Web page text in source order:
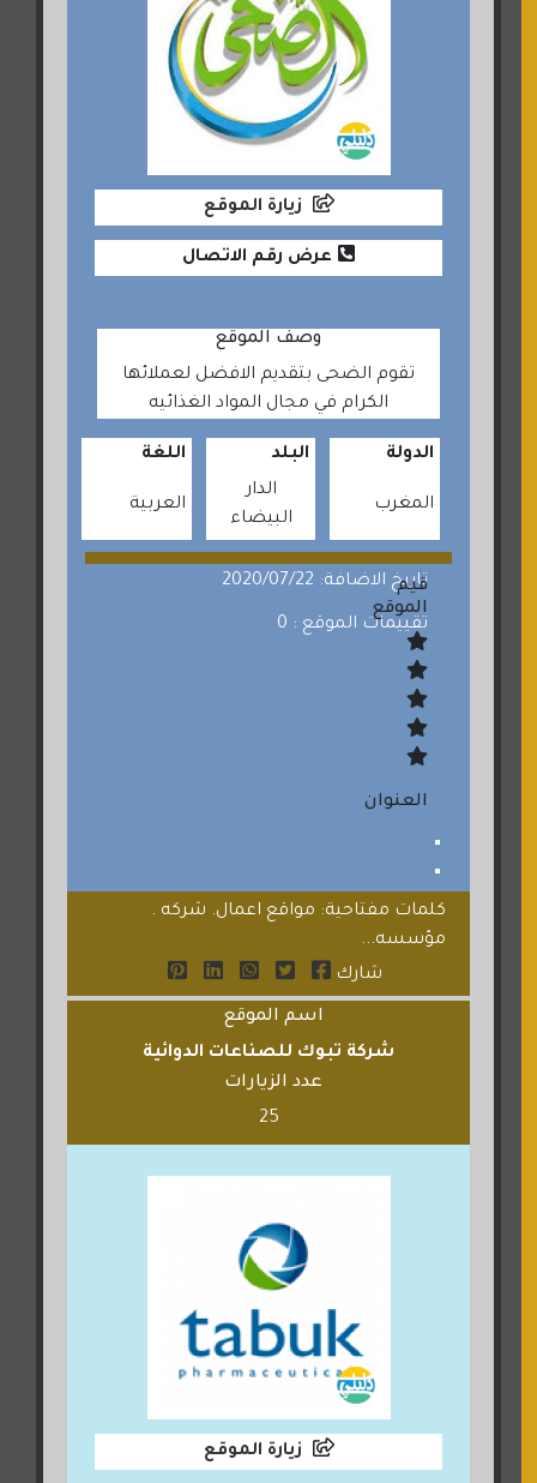
زيارة الموقع
عرض رقم الاتصال
وصف الموقع
تقوم الضحى بتقديم الافضل لعملائها
الكرام في مجال المواد الغذائيه
الدولة
المغرب
البلد
الدار
البيضاء
اللغة
العربية
تاريخ الاضافة: 2020/07/22
تقييمات الموقع : 0
قيم
الموقع
العنوان
كلمات مفتاحية: مواقع اعمال. شركه .
مؤسسه...
شارك
اسم الموقع
شركة تبوك للصناعات الدوائية
عدد الزيارات
25
زيارة الموقع